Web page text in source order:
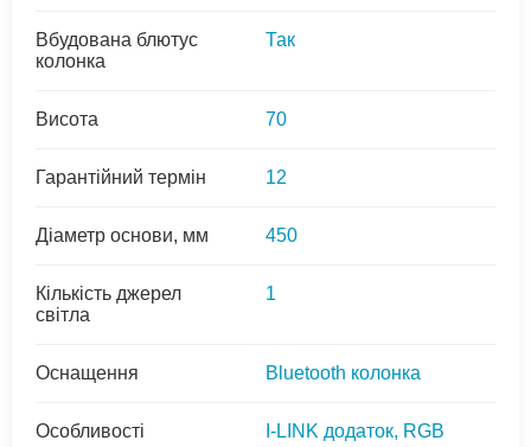
Вбудована блютус
колонка
Так
Висота 70
Гарантійний термін 12
Діаметр основи, мм 450
Кількість джерел
світла
1
Оснащення Bluetooth колонка
Особливості I-LINK додаток, RGB